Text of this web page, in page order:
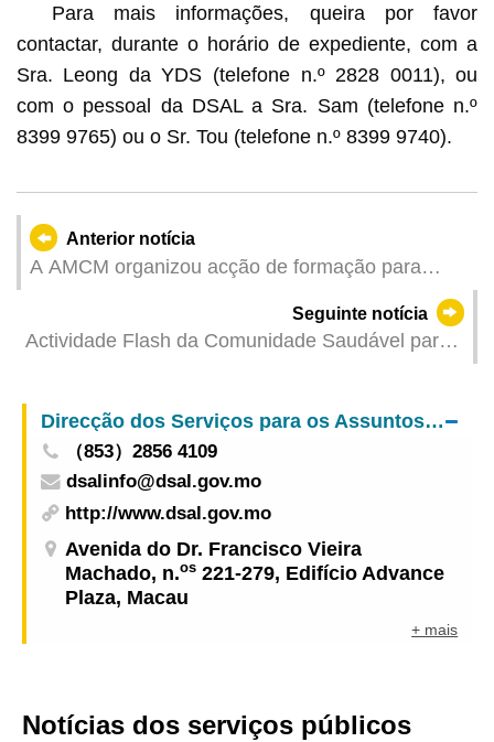
Para mais informações, queira por favor
contactar, durante o horário de expediente, com a
Sra. Leong da YDS (telefone n.º 2828 0011), ou
com o pessoal da DSAL a Sra. Sam (telefone n.º
8399 9765) ou o Sr. Tou (telefone n.º 8399 9740).
Anterior notícia
A AMCM organizou acção de formação para
supervisores da ASEL, de forma a desempenhar
o papel de plataforma de serviços financeiros
entre a China e os Países de Língua Portuguesa
Seguinte notícia
Actividade Flash da Comunidade Saudável para
realizada com sucesso | Popularização científica
da importância da vacinação e da vacinação em
tempo oportuno
Direcção dos Serviços para os Assuntos Laborais
（853）2856 4109
dsalinfo@dsal.gov.mo
http://www.dsal.gov.mo
Avenida do Dr. Francisco Vieira
Machado, n.os 221-279, Edifício Advance
Plaza, Macau
+ mais
Notícias dos serviços públicos